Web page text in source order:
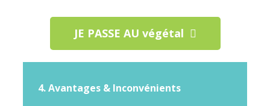
JE PASSE AU végétal
4. Avantages & Inconvénients